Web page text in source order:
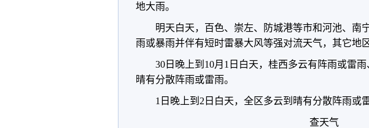
地大雨。
明天白天，百色、崇左、防城港等市和河池、南
雨或暴雨并伴有短时雷暴大风等强对流天气，其它地
30日晚上到10月1日白天，桂西多云有阵雨或雷
晴有分散阵雨或雷雨。
1日晚上到2日白天，全区多云到晴有分散阵雨或雷
查天气